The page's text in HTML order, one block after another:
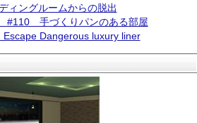
ィングルームからの脱出
#110 手づくりパンのある部屋
Escape Dangerous luxury liner